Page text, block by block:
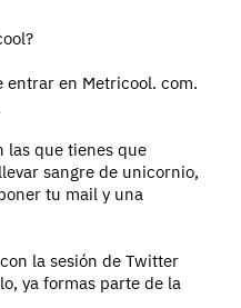
entrar en Metricool. com.
las que tienes que
sangre de unicornio,
tu mail y una
la sesión de Twitter
ya formas parte de la